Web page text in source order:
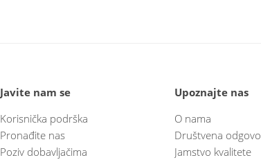
Javite nam se
Korisnička podrška
Pronađite nas
Poziv dobavljačima
Upoznajte nas
O nama
Društvena
Jamstvo kvalitete